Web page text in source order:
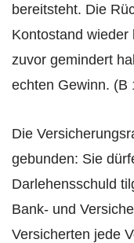
bereitsteht. Die
Kontostand wieder
zuvor gemindert
echten Gewinn. (B
Die
gebunden: Sie
Darlehensschuld
Bank- und
Versicherten jede